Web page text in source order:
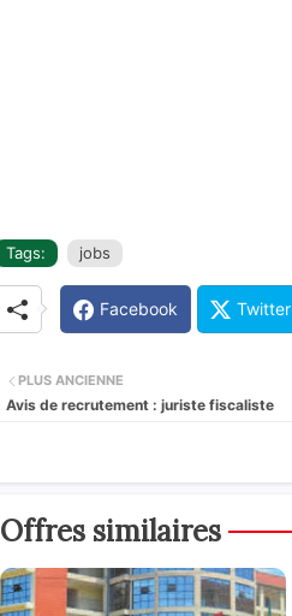
Tags: jobs
Facebook Twitter
PLUS ANCIENNE
Avis de recrutement : juriste fiscaliste
Offres similaires